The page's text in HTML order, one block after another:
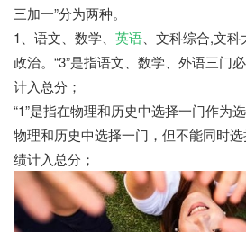
三加一”分为两种。
1、语文、数学、 英语、文科综合,文科
政治。“3”是指语文、数学、外语三门
计入总分；
“1”是指在物理和历史中选择一门作为
物理和历史中选择一门，但不能同时
绩计入总分；